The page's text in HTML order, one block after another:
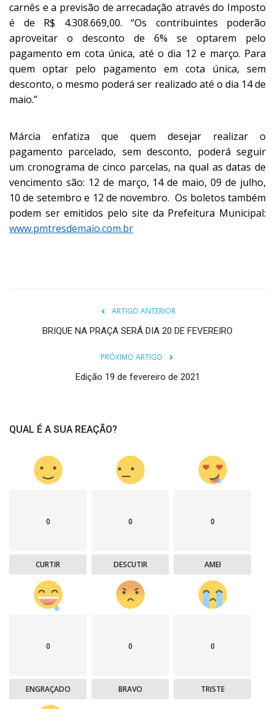
carnês e a previsão de arrecadação através do Imposto
é de R$ 4.308.669,00. “Os contribuintes poderão
aproveitar o desconto de 6% se optarem pelo
pagamento em cota única, até o dia 12 e março. Para
quem optar pelo pagamento em cota única, sem
desconto, o mesmo poderá ser realizado até o dia 14 de
maio.”
Márcia enfatiza que quem desejar realizar o
pagamento parcelado, sem desconto, poderá seguir
um cronograma de cinco parcelas, na qual as datas de
vencimento são: 12 de março, 14 de maio, 09 de julho,
10 de setembro e 12 de novembro. Os boletos também
podem ser emitidos pelo site da Prefeitura Municipal:
www.pmtresdemaio.com.br
ARTIGO ANTERIOR
BRIQUE NA PRAÇA SERÁ DIA 20 DE FEVEREIRO
PRÓXIMO ARTIGO
Edição 19 de fevereiro de 2021
QUAL É A SUA REAÇÃO?
0
CURTIR
0
DESCUTIR
0
AMEI
0
ENGRAÇADO
0
BRAVO
0
TRISTE